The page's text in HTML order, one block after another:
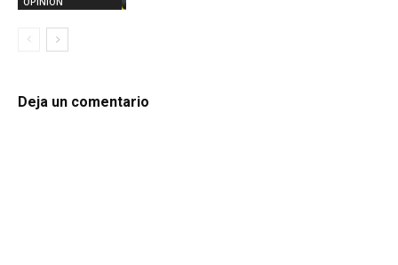
Deja un comentario